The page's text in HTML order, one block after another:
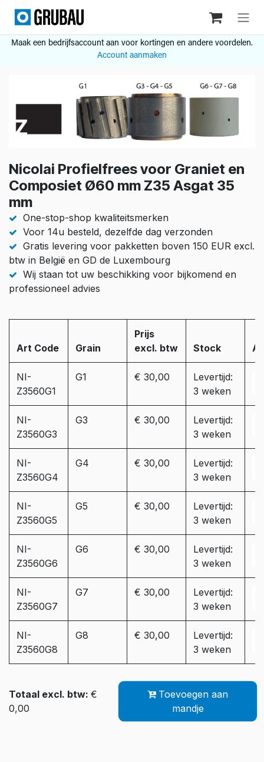
Overslaan naar inhoud
Maak een bedrijfsaccount aan voor kortingen en andere voordelen.
Account aanmaken
Nicolai Profielfrees voor Graniet en
Composiet Ø60 mm Z35 Asgat 35
mm
One-stop-shop kwaliteitsmerken
Voor 14u besteld, dezelfde dag verzonden
Gratis levering voor pakketten boven 150 EUR excl.
btw in België en GD de Luxembourg
Wij staan tot uw beschikking voor bijkomend en
professioneel advies
Art Code Grain
Prijs
excl. btw
Stock
NI-
Z3560G1
G1 € 30,00
Levertijd:
3 weken
NI-
Z3560G3
G3 € 30,00
Levertijd:
3 weken
NI-
Z3560G4
G4 € 30,00
Levertijd:
3 weken
NI-
Z3560G5
G5 € 30,00
Levertijd:
3 weken
NI-
Z3560G6
G6 € 30,00
Levertijd:
3 weken
NI-
Z3560G7
G7 € 30,00
Levertijd:
3 weken
NI-
Z3560G8
G8 € 30,00
Levertijd:
3 weken
Totaal excl. btw: €
0,00
Toevoegen aan
mandje